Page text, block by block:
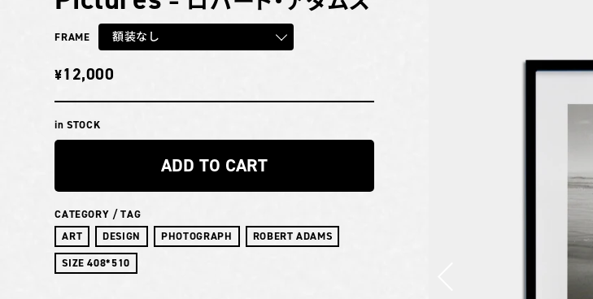
FRAME 額装なし
¥12,000
in STOCK
ADD TO CART
CATEGORY / TAG
ART
DESIGN PHOTOGRAPH
ROBERT ADAMS
SIZE 408*510